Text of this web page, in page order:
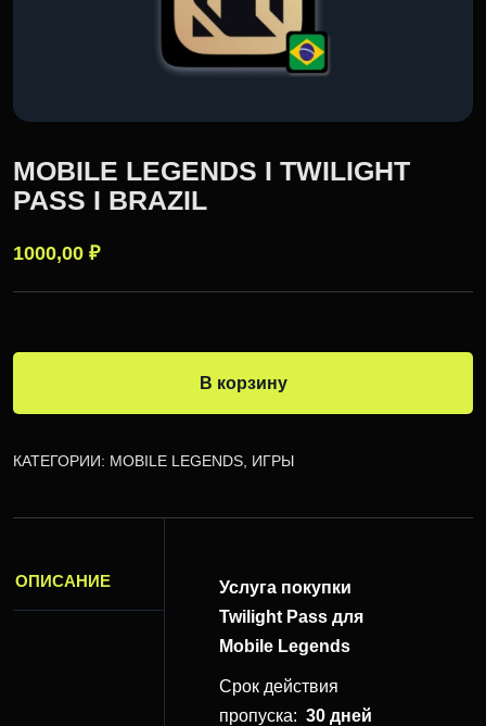
MOBILE LEGENDS I TWILIGHT
PASS I BRAZIL
1000,00 ₽
В корзину
КАТЕГОРИИ: MOBILE LEGENDS ИГРЫ
ОПИСАНИЕ
Услуга покупки
Twilight Pass для
Mobile Legends
Срок действия
пропуска: 30 дней